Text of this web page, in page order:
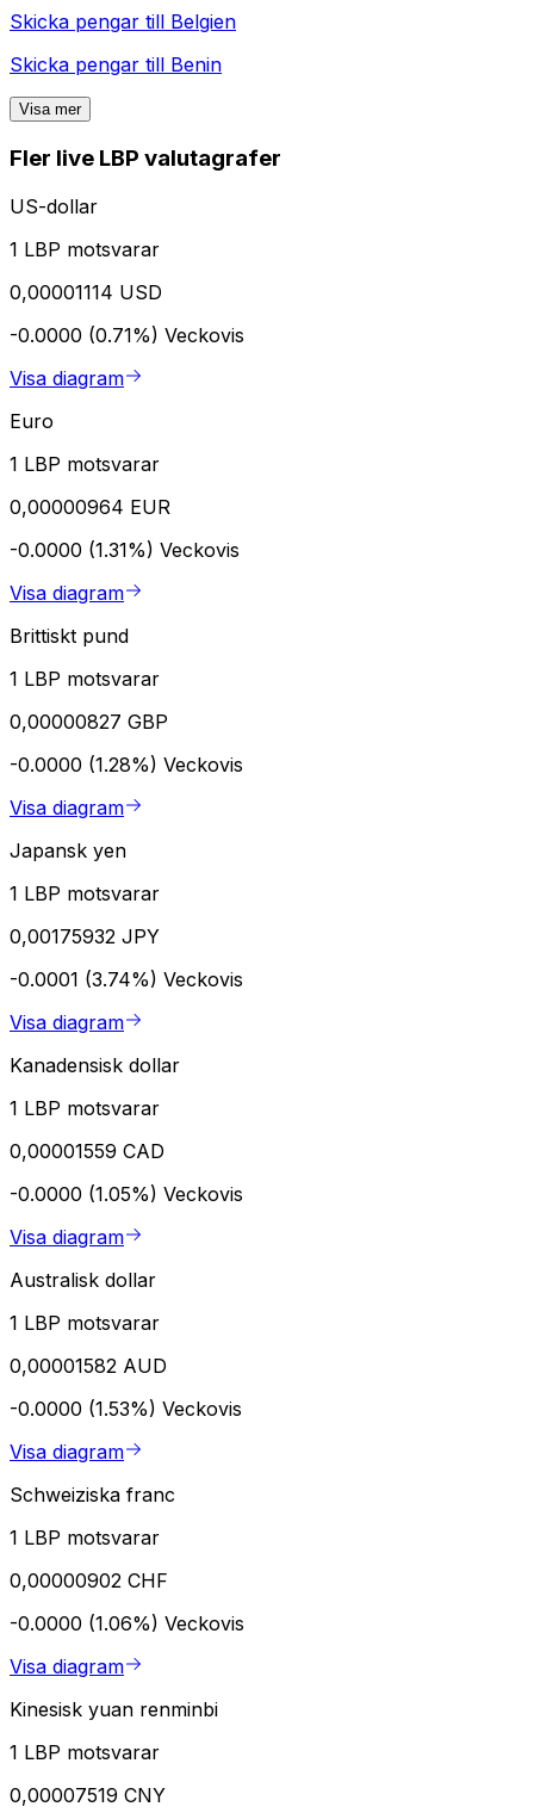
Skicka pengar till Belgien
Skicka pengar till Benin
Visa mer
Fler live LBP valutagrafer
US-dollar
1 LBP motsvarar
0,00001114 USD
-0.0000 (0.71%) Veckovis
Visa diagram
Euro
1 LBP motsvarar
0,00000964 EUR
-0.0000 (1.31%) Veckovis
Visa diagram
Brittiskt pund
1 LBP motsvarar
0,00000827 GBP
-0.0000 (1.28%) Veckovis
Visa diagram
Japansk yen
1 LBP motsvarar
0,00175932 JPY
-0.0001 (3.74%) Veckovis
Visa diagram
Kanadensisk dollar
1 LBP motsvarar
0,00001559 CAD
-0.0000 (1.05%) Veckovis
Visa diagram
Australisk dollar
1 LBP motsvarar
0,00001582 AUD
-0.0000 (1.53%) Veckovis
Visa diagram
Schweiziska franc
1 LBP motsvarar
0,00000902 CHF
-0.0000 (1.06%) Veckovis
Visa diagram
Kinesisk yuan renminbi
1 LBP motsvarar
0,00007519 CNY